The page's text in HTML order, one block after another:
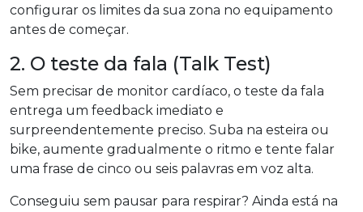
configurar os limites da sua zona no equipamento
antes de começar.
2. O teste da fala (Talk Test)
Sem precisar de monitor cardíaco, o teste da fala
entrega um feedback imediato e
surpreendentemente preciso. Suba na esteira ou
bike, aumente gradualmente o ritmo e tente falar
uma frase de cinco ou seis palavras em voz alta.
Conseguiu sem pausar para respirar? Ainda está na